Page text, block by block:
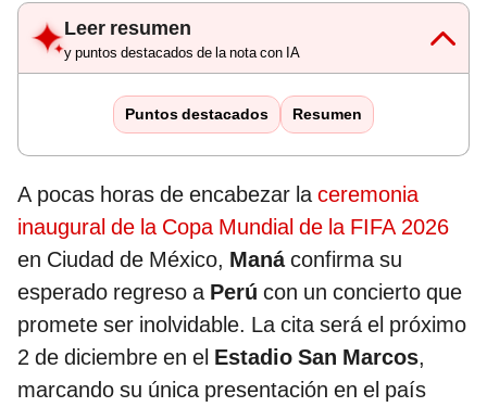
Leer resumen
y puntos destacados de la nota con IA
Puntos destacados Resumen
A pocas horas de encabezar laceremonia
inaugural de la Copa Mundial de la FIFA 2026
en Ciudad de México, Manáconfirma su
esperado regreso a Perú con un concierto que
promete ser inolvidable. La cita será el próximo
2 de diciembre en el Estadio San Marcos,
marcando su única presentación en el país